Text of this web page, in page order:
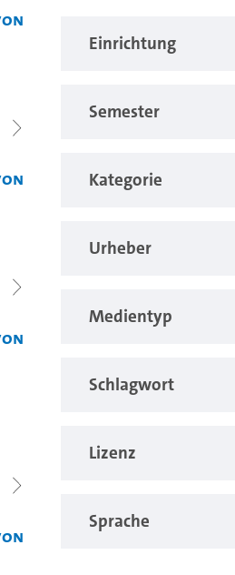
Einrichtung
Semester
Kategorie
Urheber
Medientyp
Schlagwort
Lizenz
Sprache